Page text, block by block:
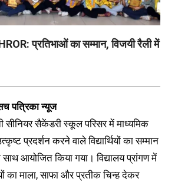
प्रतिभाओं का सम्मान, विजयी रैली में
पत्रिका न्यूज
सीनियर सैकेंडरी स्कूल परिसर में माध्यमिक
उत्कृष्ट प्रदर्शन करने वाले विद्यार्थियों का सम्मान
साथ आयोजित किया गया। विद्यालय प्रांगण में
का माला, साफा और प्रतीक चिन्ह देकर